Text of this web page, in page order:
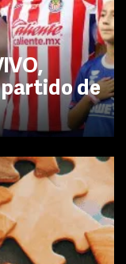
partido de